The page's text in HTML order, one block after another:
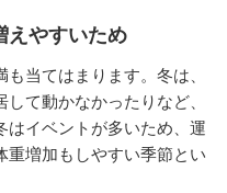
えやすいため
当てはまります。冬は、
て動かなかったりなど、
はイベントが多いため、運
重増加もしやすい季節とい